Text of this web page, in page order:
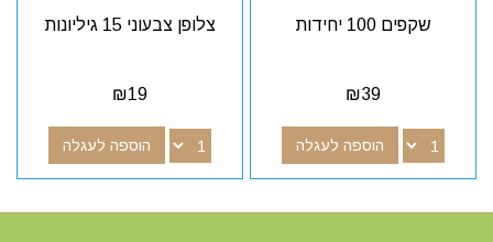
שקפים 100 יחידות
₪39
הוספה לעגלה
צלופן צבעוני 15 גיליונות
₪19
הוספה לעגלה